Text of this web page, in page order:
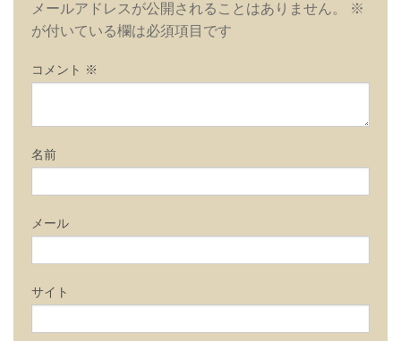
シ
ョ
ン
メールアドレスが公開されることはありません。
※
が付いている欄は必須項目です
コメント ※
名前
メール
サイト